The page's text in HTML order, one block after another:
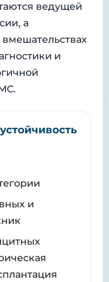
ведущей
а
и
и